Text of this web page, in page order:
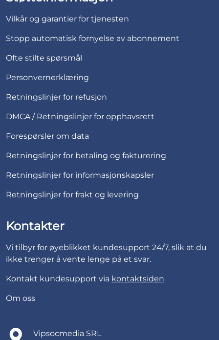
Vilkår og garantier for tjenesten
Stopp automatisk fornyelse av abonnement
Ofte stilte spørsmål
Personvernerklæring
Retningslinjer for refusjon
DMCA / Retningslinjer for opphavsrett
Forespørsler om data
Retningslinjer for betaling og fakturering
Retningslinjer for informasjonskapsler
Retningslinjer for frakt og levering
Kontakter
Vi tilbyr for øyeblikket kundesupport 24/7, slik at du
ikke trenger å vente lenge på et svar.
Kontakt kundesupport via kontaktsiden
Om oss
Vipsocmedia SRL